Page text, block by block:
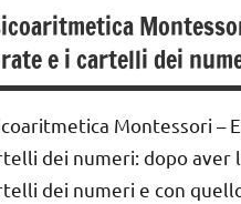
ARGOMENTI
ETA'
GLI
classe
ai
e i cartelli dei
Montessori –
dei numeri: dopo aver
dei numeri e con